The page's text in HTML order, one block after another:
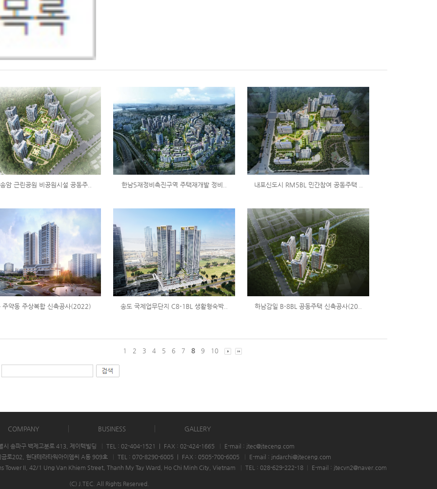
암 근린공원 비공원시설 공동주.. 한남5재정비촉진구역 주택재개발 정비.. 내포신도시 RM5BL 민간참여 공동주택 ..
주약동 주상복합 신축공사(2022) 송도 국제업무단지 C8-1BL 생활형숙박.. 하남감일 B-8BL 공동주택 신축공사(20..
1 2 3 4 5 6 7 8 9 10
COMPANY BUSINESS GALLERY
송파구 백제고분로 413, 제이텍빌딩 TEL : 02-404-1521 FAX : 02-424-1665
E-mail : jtec@jteceng.com
로202, 현대테라타워아이엠씨 A동 909호
TEL : 070-8290-6005 FAX : 0505-700-6005
E-mail : jndarchi@jteceng.com
Tower II, 42/1 Ung Van Khiem Street, Thanh My Tay Ward, Ho Chi Minh City, Vietnam
TEL : 028-629-222-18 E-mail : jtecvn2@naver.com
(C) J.TEC. All Rights Reserved.